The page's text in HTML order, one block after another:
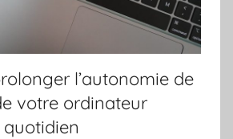
l’autonomie de
votre ordinateur